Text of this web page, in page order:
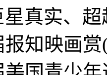
星真实、
知映画赏